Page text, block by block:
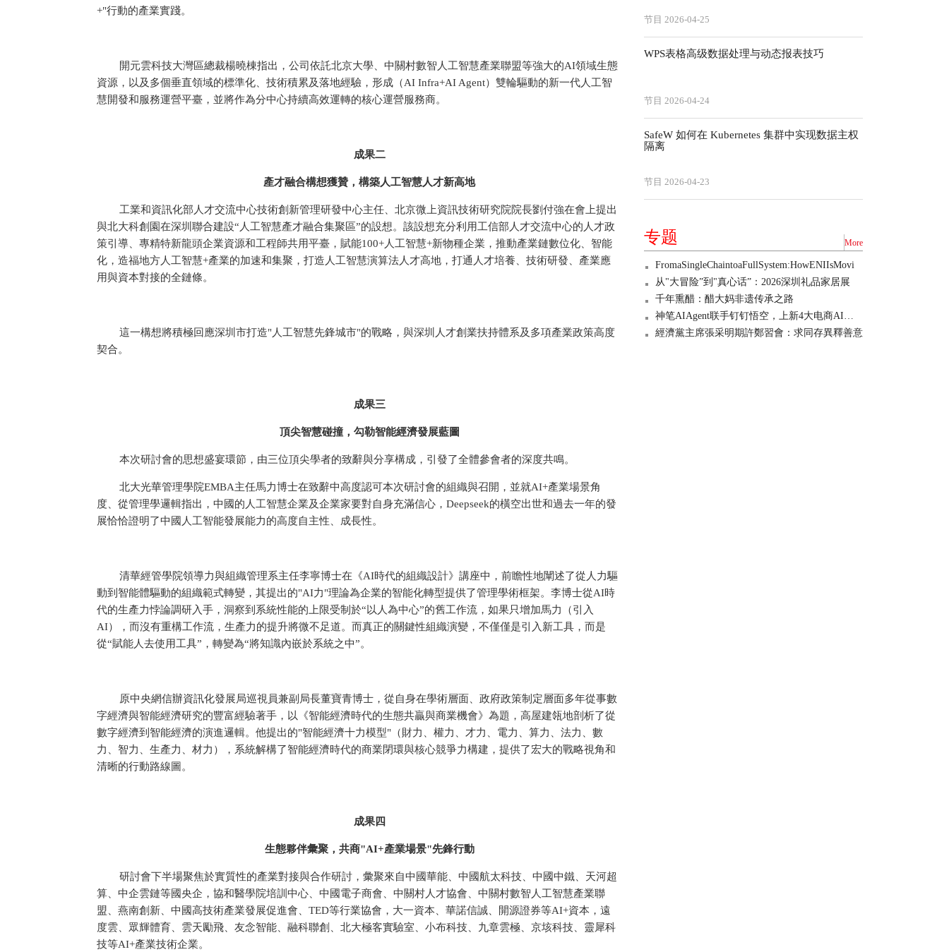
+"行動的產業實踐。
開元雲科技大灣區總裁楊曉棟指出，公司依託北京大學、中關村數智人工智慧產業聯盟等強大的AI領域生態
資源，以及多個垂直領域的標準化、技術積累及落地經驗，形成（AI Infra+AI Agent）雙輪驅動的新一代人工智
慧開發和服務運營平臺，並將作為分中心持續高效運轉的核心運營服務商。
成果二
產才融合構想獲贊，構築人工智慧人才新高地
工業和資訊化部人才交流中心技術創新管理研發中心主任、北京微上資訊技術研究院院長劉付強在會上提出
與北大科創園在深圳聯合建設“人工智慧產才融合集聚區”的設想。該設想充分利用工信部人才交流中心的人才政
策引導、專精特新龍頭企業資源和工程師共用平臺，賦能100+人工智慧+新物種企業，推動產業鏈數位化、智能
化，造福地方人工智慧+產業的加速和集聚，打造人工智慧演算法人才高地，打通人才培養、技術研發、產業應
用與資本對接的全鏈條。
這一構想將積極回應深圳市打造"人工智慧先鋒城市"的戰略，與深圳人才創業扶持體系及多項產業政策高度
契合。
成果三
頂尖智慧碰撞，勾勒智能經濟發展藍圖
本次研討會的思想盛宴環節，由三位頂尖學者的致辭與分享構成，引發了全體參會者的深度共鳴。
北大光華管理學院EMBA主任馬力博士在致辭中高度認可本次研討會的組織與召開，並就AI+產業場景角
度、從管理學邏輯指出，中國的人工智慧企業及企業家要對自身充滿信心，Deepseek的橫空出世和過去一年的發
展恰恰證明了中國人工智能發展能力的高度自主性、成長性。
清華經管學院領導力與組織管理系主任李寧博士在《AI時代的組織設計》講座中，前瞻性地闡述了從人力驅
動到智能體驅動的組織範式轉變，其提出的"AI力"理論為企業的智能化轉型提供了管理學術框架。李博士從AI時
代的生產力悖論調研入手，洞察到系統性能的上限受制於“以人為中心”的舊工作流，如果只增加馬力（引入
AI），而沒有重構工作流，生產力的提升將微不足道。而真正的關鍵性組織演變，不僅僅是引入新工具，而是
從“賦能人去使用工具”，轉變為“將知識內嵌於系統之中”。
原中央網信辦資訊化發展局巡視員兼副局長董寶青博士，從自身在學術層面、政府政策制定層面多年從事數
字經濟與智能經濟研究的豐富經驗著手，以《智能經濟時代的生態共贏與商業機會》為題，高屋建瓴地剖析了從
數字經濟到智能經濟的演進邏輯。他提出的"智能經濟十力模型"（財力、權力、才力、電力、算力、法力、數
力、智力、生產力、材力），系統解構了智能經濟時代的商業閉環與核心競爭力構建，提供了宏大的戰略視角和
清晰的行動路線圖。
成果四
生態夥伴彙聚，共商"AI+產業場景"先鋒行動
研討會下半場聚焦於實質性的產業對接與合作研討，彙聚來自中國華能、中國航太科技、中國中鐵、天河超
算、中企雲鏈等國央企，協和醫學院培訓中心、中國電子商會、中關村人才協會、中關村數智人工智慧產業聯
盟、燕南創新、中國高技術產業發展促進會、TED等行業協會，大一資本、華諾信誠、開源證券等AI+資本，遠
度雲、眾輝體育、雲天勵飛、友念智能、融科聯創、北大極客實驗室、小布科技、九章雲極、京垓科技、靈犀科
技等AI+產業技術企業。
节目 2026-04-25
WPS表格高级数据处理与动态报表技巧
节目 2026-04-24
SafeW 如何在 Kubernetes 集群中实现数据主权
隔离
节目 2026-04-23
专题 More
FromaSingleChaintoaFullSystem:HowENIIsMovi
从"大冒险”到"真心话”：2026深圳礼品家居展
千年熏醋：醋大妈非遗传承之路
神笔AIAgent联手钉钉悟空，上新4大电商AI技能
經濟黨主席張采明期許鄭習會：求同存異釋善意